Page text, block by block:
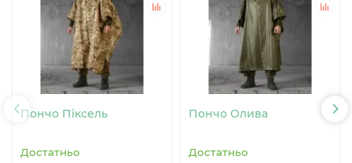
Пончо Піксель
Достатньо
Пончо Олива
Достатньо